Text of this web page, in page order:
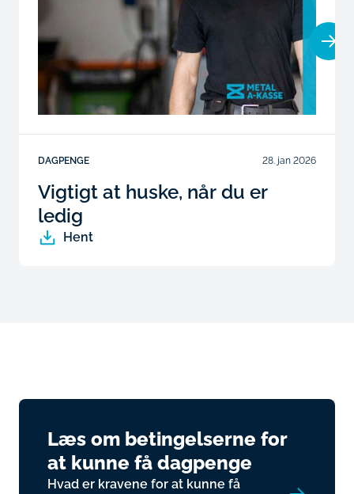
DAGPENGE 28. jan 2026
Vigtigt at huske, når du er
ledig
Hent
Læs om betingelserne for
at kunne få dagpenge
Hvad er kravene for at kunne få